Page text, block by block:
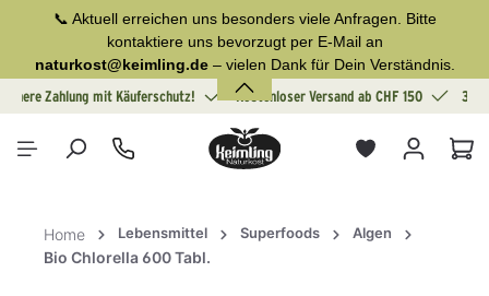
springen
📞 Aktuell erreichen uns besonders viele Anfragen. Bitte
kontaktiere uns bevorzugt per E-Mail an
naturkost@keimling.de– vielen Dank für Dein Verständnis.
Sichere Zahlung mit Käuferschutz!
Kostenloser Versand ab CHF 150 30
Home Lebensmittel Superfoods Algen
Bio Chlorella 600 Tabl.